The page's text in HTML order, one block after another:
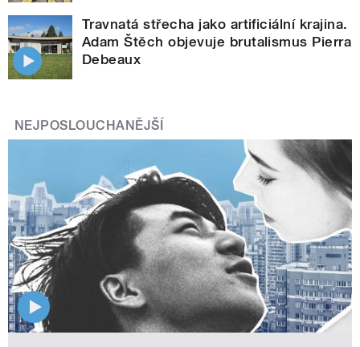
Travnatá střecha jako artificiální krajina.
Adam Štěch objevuje brutalismus Pierra
Debeaux
NEJPOSLOUCHANĚJŠÍ